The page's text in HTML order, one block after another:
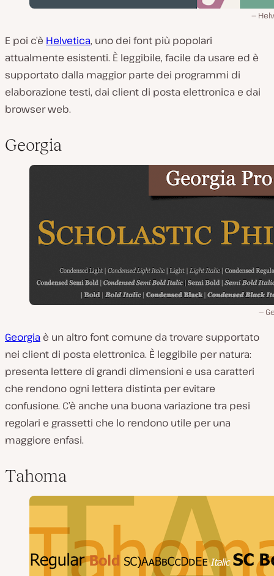
E poi c’è Helvetica, uno dei font più popolari
attualmente esistenti. È leggibile, facile da usare ed è
supportato dalla maggior parte dei programmi di
elaborazione testi, dai client di posta elettronica e dai
browser web.
Georgia
Georgia è un altro font comune da trovare supportato
nei client di posta elettronica. È leggibile per natura:
presenta lettere di grandi dimensioni e usa caratteri
che rendono ogni lettera distinta per evitare
confusione. C’è anche una buona variazione tra pesi
regolari e grassetti che lo rendono utile per una
maggiore enfasi.
Tahoma